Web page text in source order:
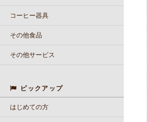
コーヒー器具
その他食品
その他サービス
ピックアップ
はじめての方